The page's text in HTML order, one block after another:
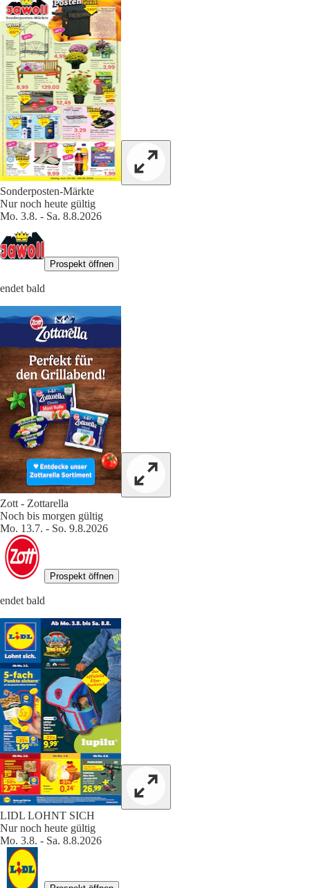
Sonderposten-Märkte
Nur noch heute gültig
Mo. 3.8. - Sa. 8.8.2026
Prospekt öffnen
endet bald
Zott - Zottarella
Noch bis morgen gültig
Mo. 13.7. - So. 9.8.2026
Prospekt öffnen
endet bald
LIDL LOHNT SICH
Nur noch heute gültig
Mo. 3.8. - Sa. 8.8.2026